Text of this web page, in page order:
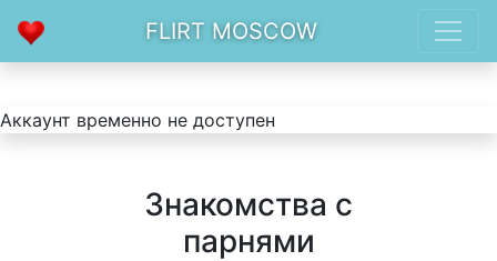
FLIRT MOSCOW
Аккаунт временно не доступен
Знакомства с
парнями